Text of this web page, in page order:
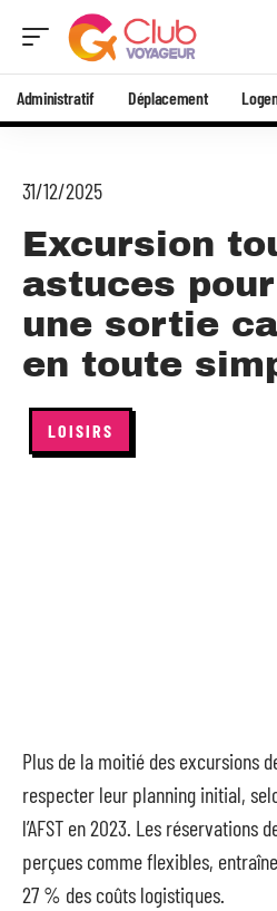
Administratif Déplacement
31/12/2025
Excursion
astuces
une sortie
en toute
LOISIRS
Plus de la moitié des excursions
respecter leur planning initial,
l’AFST en 2023. Les réservations
perçues comme flexibles,
27 % des coûts logistiques.